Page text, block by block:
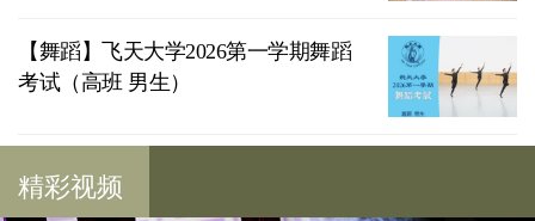
【舞蹈】飞天大学2026第一学期舞蹈
考试（高班 男生）
精彩视频